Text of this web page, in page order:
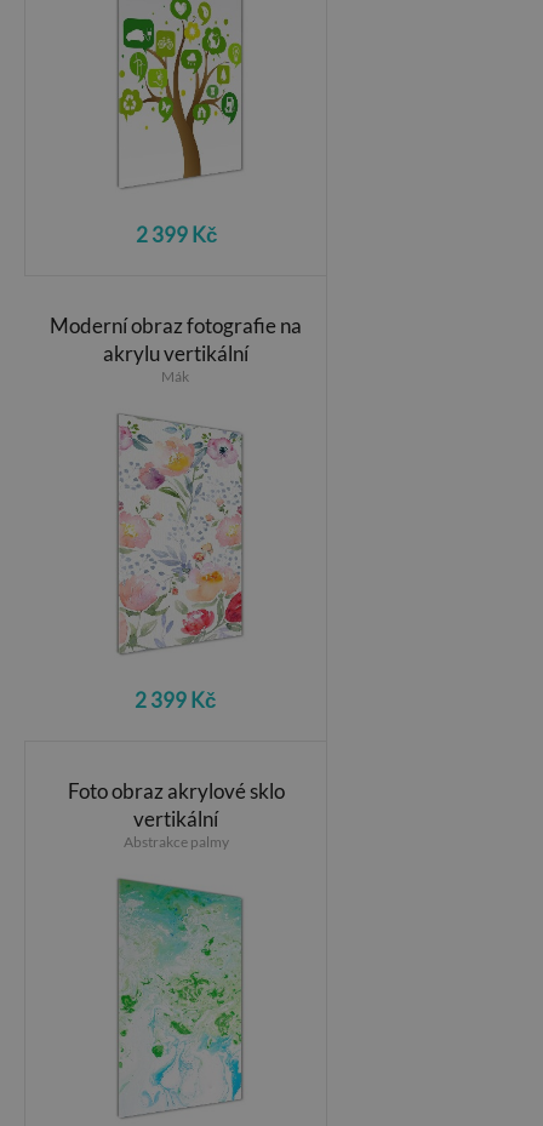
2 399 Kč
Moderní obraz fotografie na
akrylu vertikální
Mák
2 399 Kč
Foto obraz akrylové sklo
vertikální
Abstrakce palmy